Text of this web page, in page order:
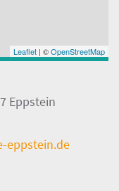
Leaflet | ©OpenStreetMap
Eppstein
eppstein.de